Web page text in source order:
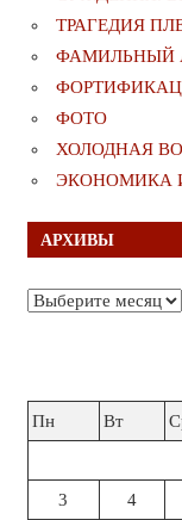
ТРАГЕДИЯ
ФАМИЛЬНЫЙ
ФОТО
ХОЛОДНАЯ
ЭКОНОМИКА
АРХИВЫ
Архивы
Пн
Вт
3 4